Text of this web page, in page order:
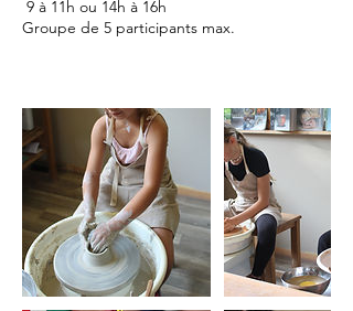
9 à 11h ou 14h à 16h
Groupe de 5 participants max.